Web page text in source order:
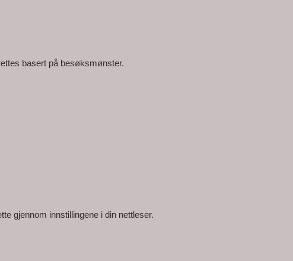
basert på besøksmønster.
gjennom innstillingene i din nettleser.